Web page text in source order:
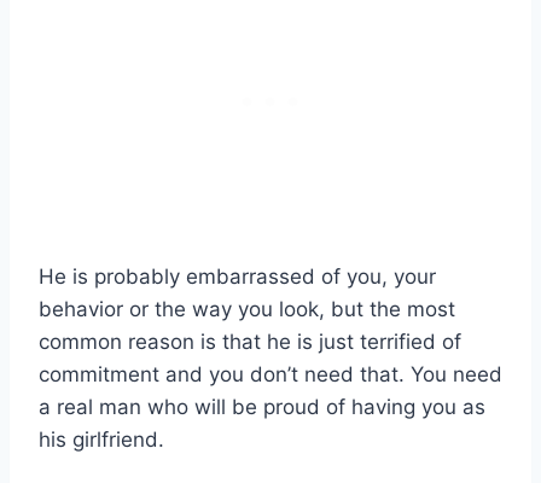
He is probably embarrassed of you, your
behavior or the way you look, but the most
common reason is that he is just terrified of
commitment and you don’t need that. You need
a real man who will be proud of having you as
his girlfriend.